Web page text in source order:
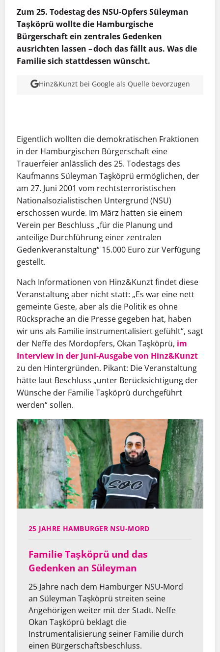
Zum 25. Todestag des NSU-Opfers Süleyman
Taşköprü wollte die Hamburgische
Bürgerschaft ein zentrales Gedenken
ausrichten lassen – doch das fällt aus. Was die
Familie sich stattdessen wünscht.
Hinz&Kunzt bei Google als Quelle bevorzugen
Eigentlich wollten die demokratischen Fraktionen
in der Hamburgischen Bürgerschaft eine
Trauerfeier anlässlich des 25. Todestags des
Kaufmanns Süleyman Taşköprü ermöglichen, der
am 27. Juni 2001 vom rechtsterroristischen
Nationalsozialistischen Untergrund (NSU)
erschossen wurde. Im März hatten sie einem
Verein per Beschluss „für die Planung und
anteilige Durchführung einer zentralen
Gedenkveranstaltung“ 15.000 Euro zur Verfügung
gestellt.
Nach Informationen von Hinz&Kunzt findet diese
Veranstaltung aber nicht statt: „Es war eine nett
gemeinte Geste, aber als die Politik es ohne
Rücksprache an die Presse gegeben hat, haben
wir uns als Familie instrumentalisiert gefühlt“, sagt
der Neffe des Mordopfers, Okan Taşköprü, im
Interview in der Juni-Ausgabe von Hinz&Kunzt
zu den Hintergründen. Pikant: Die Veranstaltung
hätte laut Beschluss „unter Berücksichtigung der
Wünsche der Familie Taşköprü durchgeführt
werden“ sollen.
25 JAHRE HAMBURGER NSU-MORD
Familie Taşköprü und das
Gedenken an Süleyman
25 Jahre nach dem Hamburger NSU-Mord
an Süleyman Taşköprü streiten seine
Angehörigen weiter mit der Stadt. Neffe
Okan Taşköprü beklagt die
Instrumentalisierung seiner Familie durch
einen Bürgerschaftsbeschluss.